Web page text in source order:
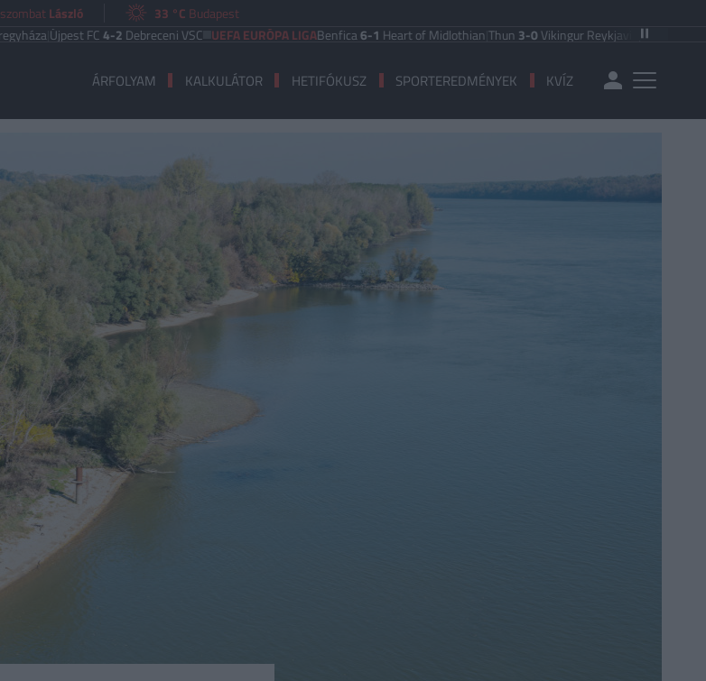
László 33 °C Budapest
|Újpest FC4-2Debreceni VSC UEFA EURÓPA LIGABenfica6-1Heart of Midlothian|Thun3-0Vikingur Reykjavik|PAOK Saloniki
ÁRFOLYAM KALKULÁTOR HETIFÓKUSZ SPORTEREDMÉNYEK KVÍZ